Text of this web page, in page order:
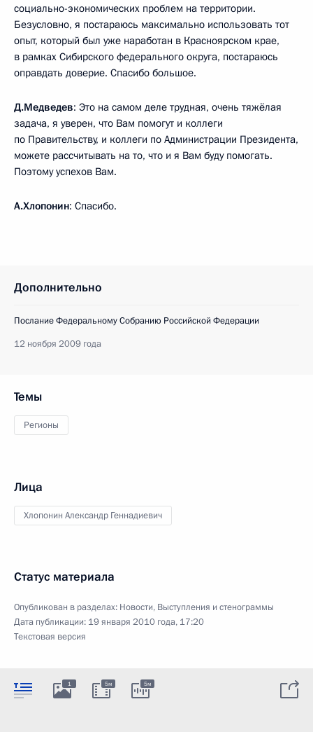
социально-экономических проблем на территории.
Безусловно, я постараюсь максимально использовать тот
опыт, который был уже наработан в Красноярском крае,
в рамках Сибирского федерального округа, постараюсь
оправдать доверие. Спасибо большое.
Д.Медведев: Это на самом деле трудная, очень тяжёлая
задача, я уверен, что Вам помогут и коллеги
по Правительству, и коллеги по Администрации Президента,
можете рассчитывать на то, что и я Вам буду помогать.
Поэтому успехов Вам.
А.Хлопонин: Спасибо.
Дополнительно
Послание Федеральному Собранию Российской Федерации
12 ноября 2009 года
Темы
Регионы
Лица
Хлопонин Александр Геннадиевич
Статус материала
Опубликован в разделах: Новости, Выступления и стенограммы
Дата публикации: 19 января 2010 года, 17:20
Текстовая версия
1 5м 5м